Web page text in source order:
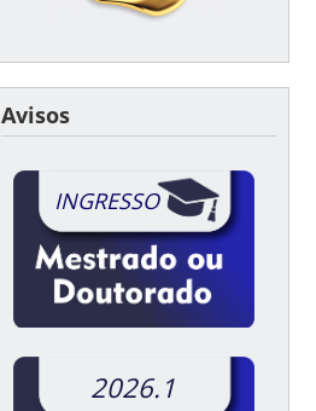
Avisos
INGRESSO
2026.1